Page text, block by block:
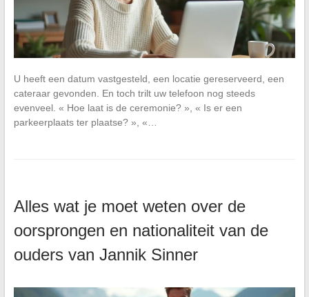
U heeft een datum vastgesteld, een locatie gereserveerd, een
cateraar gevonden. En toch trilt uw telefoon nog steeds
evenveel. « Hoe laat is de ceremonie? », « Is er een
parkeerplaats ter plaatse? », «…
Alles wat je moet weten over de
oorsprongen en nationaliteit van de
ouders van Jannik Sinner